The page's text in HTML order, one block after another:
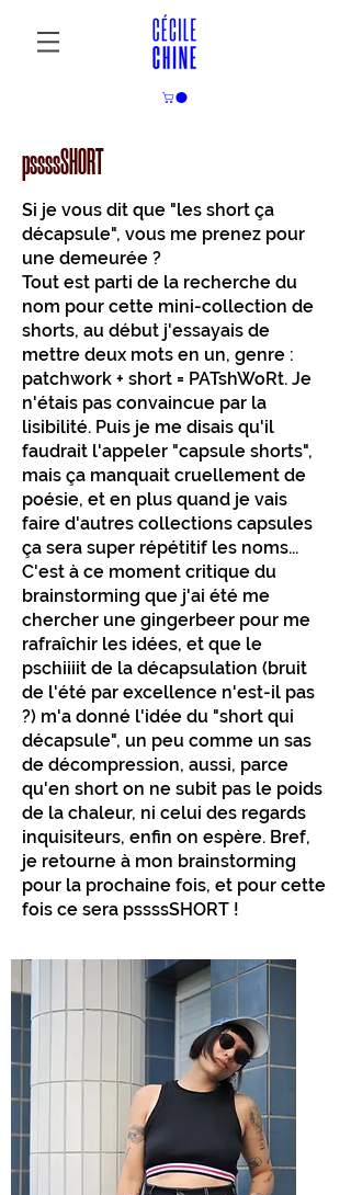
pssssSHORT
Si je vous dit que "les short ça
décapsule", vous me prenez pour
une demeurée ?
Tout est parti de la recherche du
nom pour cette mini-collection de
shorts, au début j'essayais de
mettre deux mots en un, genre :
patchwork + short = PATshWoRt. Je
n'étais pas convaincue par la
lisibilité. Puis je me disais qu'il
faudrait l'appeler "capsule shorts",
mais ça manquait cruellement de
poésie, et en plus quand je vais
faire d'autres collections capsules
ça sera super répétitif les noms...
C'est à ce moment critique du
brainstorming que j'ai été me
chercher une gingerbeer pour me
rafraîchir les idées, et que le
pschiiiit de la décapsulation (bruit
de l'été par excellence n'est-il pas
?) m'a donné l'idée du "short qui
décapsule", un peu comme un sas
de décompression, aussi, parce
qu'en short on ne subit pas le poids
de la chaleur, ni celui des regards
inquisiteurs, enfin on espère. Bref,
je retourne à mon brainstorming
pour la prochaine fois, et pour cette
fois ce sera pssssSHORT !